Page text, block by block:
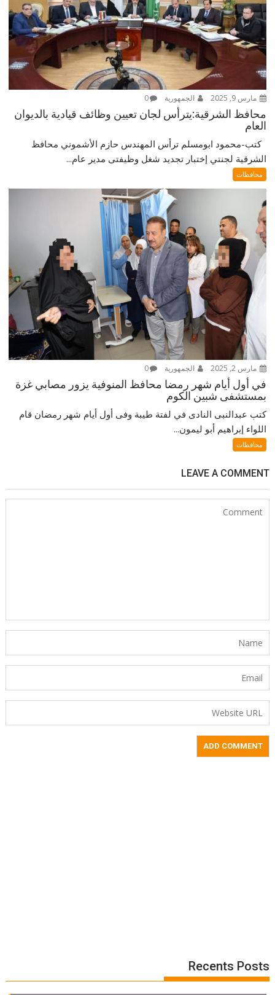
مارس 9, 2025 الجمهورية 0
محافظ الشرقية:يترأس لجان تعيين وظائف قيادية بالديوان
العام
كتب-محمود ابومسلم ترأس المهندس حازم الأشموني محافظ
الشرقية لجنتي إختبار تجديد شغل وظيفتى مدير عام...
محافظات
مارس 2, 2025 الجمهورية 0
في أول أيام شهر رمضا محافظ المنوفية يزور مصابي غزة
بمستشفى شبين الكوم
كتب عبدالنبى النادى في لفتة طيبة وفى أول أيام شهر رمضان قام
اللواء إبراهيم أبو ليمون...
محافظات
LEAVE A COMMENT
Recents Posts